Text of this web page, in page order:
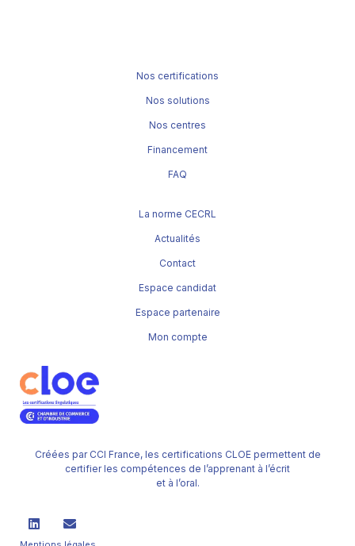
Créées par CCI France, les certifications CLOE permettent de
certifier les compétences de l’apprenant à l’écrit
et à l’oral.
Nos certifications
Nos solutions
Nos centres
Financement
FAQ
La norme CECRL
Actualités
Contact
Espace candidat
Espace partenaire
Mon compte